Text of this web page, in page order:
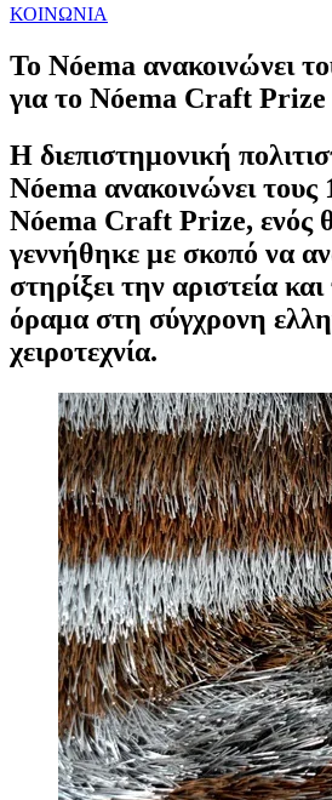
ΚΟΙΝΩΝΙΑ
Το Nóema ανακοινώνει
για το Nóema Craft Prize
Η διεπιστημονική
Nóema ανακοινώνει τους
Nóema Craft Prize, ενός
γεννήθηκε με σκοπό να
στηρίξει την αριστεία
όραμα στη σύγχρονη
χειροτεχνία.